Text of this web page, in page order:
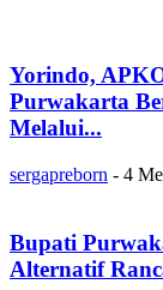
Yorindo,
Purwakarta
Melalui...
sergapreborn - 4
Bupati
Alternatif